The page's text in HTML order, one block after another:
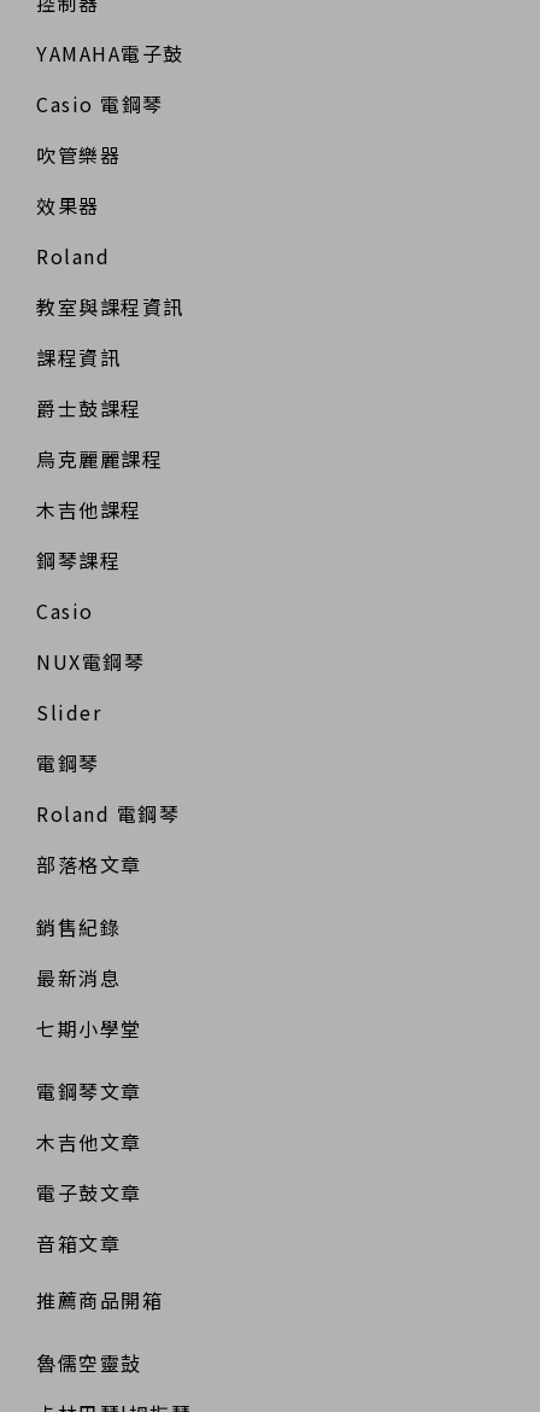
YAMAHA電子鼓
Casio 電鋼琴
吹管樂器
效果器
Roland
教室與課程資訊
課程資訊
爵士鼓課程
烏克麗麗課程
木吉他課程
鋼琴課程
Casio
NUX電鋼琴
Slider
電鋼琴
Roland 電鋼琴
部落格文章
銷售紀錄
最新消息
七期小學堂
電鋼琴文章
木吉他文章
電子鼓文章
音箱文章
推薦商品開箱
魯儒空靈鼔